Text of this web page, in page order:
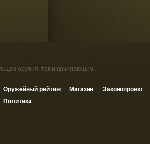
оружия, так и начинающим.
Оружейный рейтинг
Политики
Магазин Законопроект